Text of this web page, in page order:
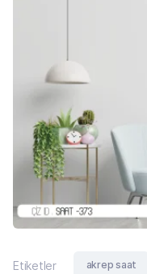
Etiketler akrep saat